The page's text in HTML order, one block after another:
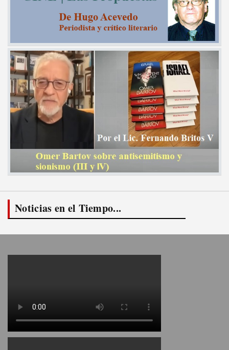
Noticias en el Tiempo...